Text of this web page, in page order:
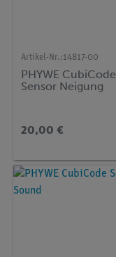
Artikel-Nr.:14817-00
PHYWE CubiCode
Sensor Neigung
20,00 €